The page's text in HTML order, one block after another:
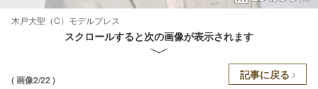
木戸大聖（C）モデルプレス
スクロールすると次の画像が表示されます
( 画像2/22 ) 記事に戻る